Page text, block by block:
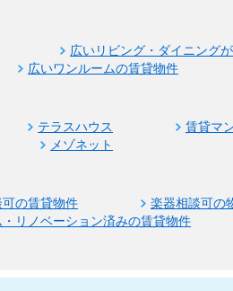
広いリビング・ダイニング
広いワンルームの賃貸物件
テラスハウス 賃貸マ
メゾネット
可の賃貸物件 楽器相談可の
・リノベーション済みの賃貸物件